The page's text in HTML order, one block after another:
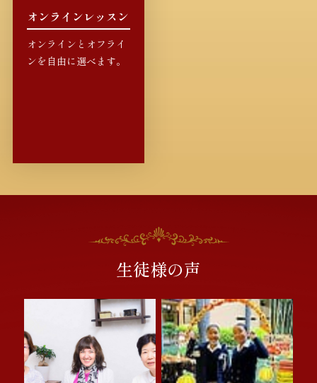
オンラインレッスン
オンラインとオフライ
ンを自由に選べます。
生徒様の声